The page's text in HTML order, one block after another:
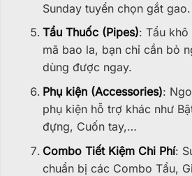
Sunday tuyển chọn gắt gao.
Tẩu Thuốc (Pipes): Tẩu
mã bao la, bạn chỉ cần bỏ
dùng được ngay.
Phụ kiện (Accessories):
phụ kiện hỗ trợ khác như
đựng, Cuốn tay,…
Combo Tiết Kiệm Chi Phí:
chuẩn bị các Combo Tẩu,